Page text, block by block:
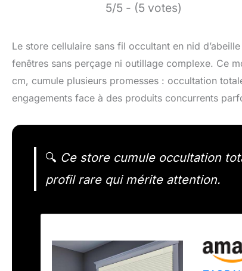
5/5 - (5 votes)
Le store cellulaire sans fil occultant en nid
fenêtres sans perçage ni outillage complexe. Ce
cm, cumule plusieurs promesses : occultation
engagements face à des produits concurrents
🔍 Ce store cumule occultation
profil rare qui mérite attention.